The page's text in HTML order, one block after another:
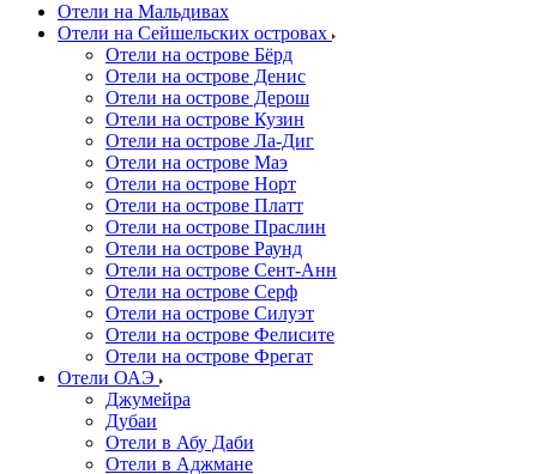
Отели на Мальдивах
Отели на Сейшельских островах
Отели на острове Бёрд
Отели на острове Денис
Отели на острове Дерош
Отели на острове Кузин
Отели на острове Ла-Диг
Отели на острове Маэ
Отели на острове Норт
Отели на острове Платт
Отели на острове Праслин
Отели на острове Раунд
Отели на острове Сент-Анн
Отели на острове Серф
Отели на острове Силуэт
Отели на острове Фелисите
Отели на острове Фрегат
Отели ОАЭ
Джумейра
Дубаи
Отели в Абу Даби
Отели в Аджмане